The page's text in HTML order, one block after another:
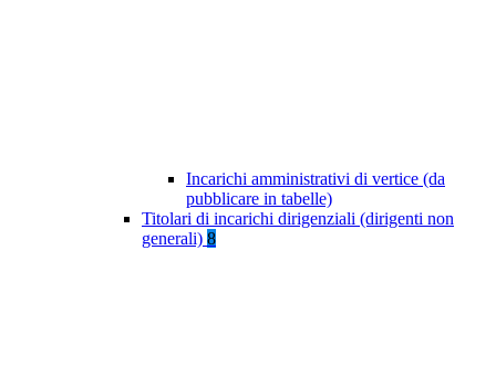
Incarichi amministrativi di vertice (da
pubblicare in tabelle)
Titolari di incarichi dirigenziali (dirigenti non
generali) 8